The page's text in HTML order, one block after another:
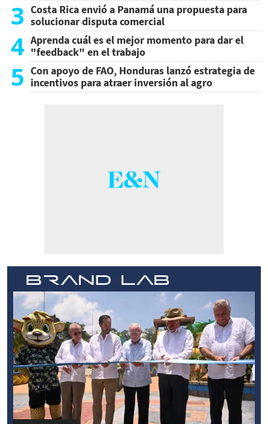
3 Costa Rica envió a Panamá una propuesta para
solucionar disputa comercial
4 Aprenda cuál es el mejor momento para dar el
"feedback" en el trabajo
5 Con apoyo de FAO, Honduras lanzó estrategia de
incentivos para atraer inversión al agro